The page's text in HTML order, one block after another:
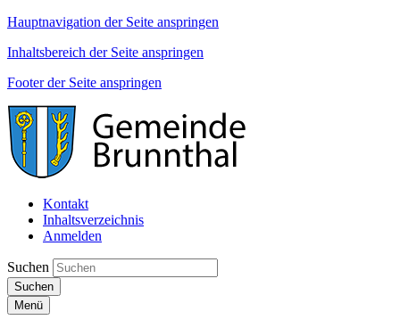
Hauptnavigation der Seite anspringen
Inhaltsbereich der Seite anspringen
Footer der Seite anspringen
Kontakt
Inhaltsverzeichnis
Anmelden
Suchen
Suchen
Menü